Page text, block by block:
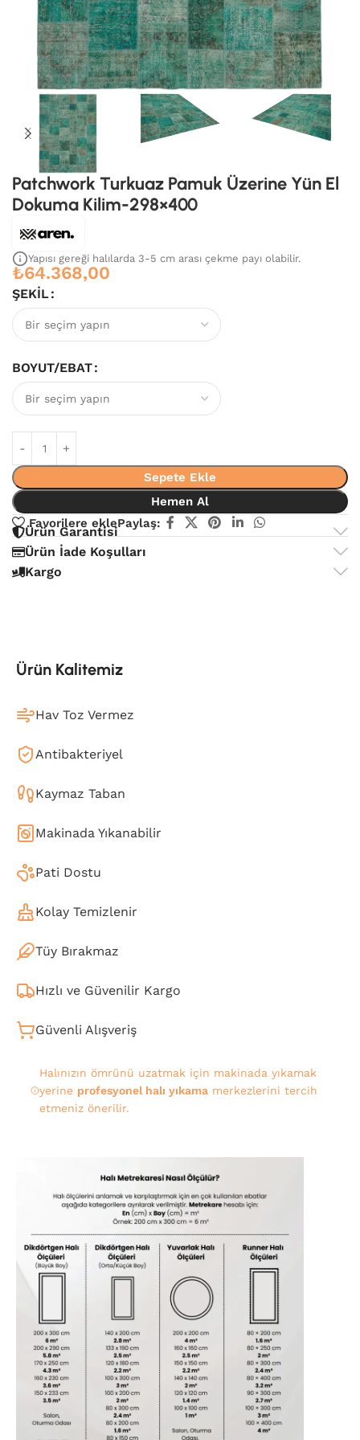
Patchwork Turkuaz Pamuk Üzerine Yün El
Dokuma Kilim-298×400
Yapısı gereği halılarda 3-5 cm arası çekme payı olabilir.
₺64.368,00
ŞEKIL
BOYUT/EBAT
Sepete Ekle
Hemen Al
Favorilere eklePaylaş:
Ürün Garantisi
Ürün İade Koşulları
Kargo
Ürün Kalitemiz
Hav Toz Vermez
Antibakteriyel
Kaymaz Taban
Makinada Yıkanabilir
Pati Dostu
Kolay Temizlenir
Tüy Bırakmaz
Hızlı ve Güvenilir Kargo
Güvenli Alışveriş
Halınızın ömrünü uzatmak için makinada yıkamak
yerine profesyonel halı yıkamamerkezlerini tercih
etmeniz önerilir.